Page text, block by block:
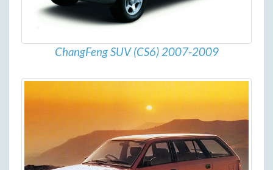
ChangFeng SUV (CS6) 2007-2009